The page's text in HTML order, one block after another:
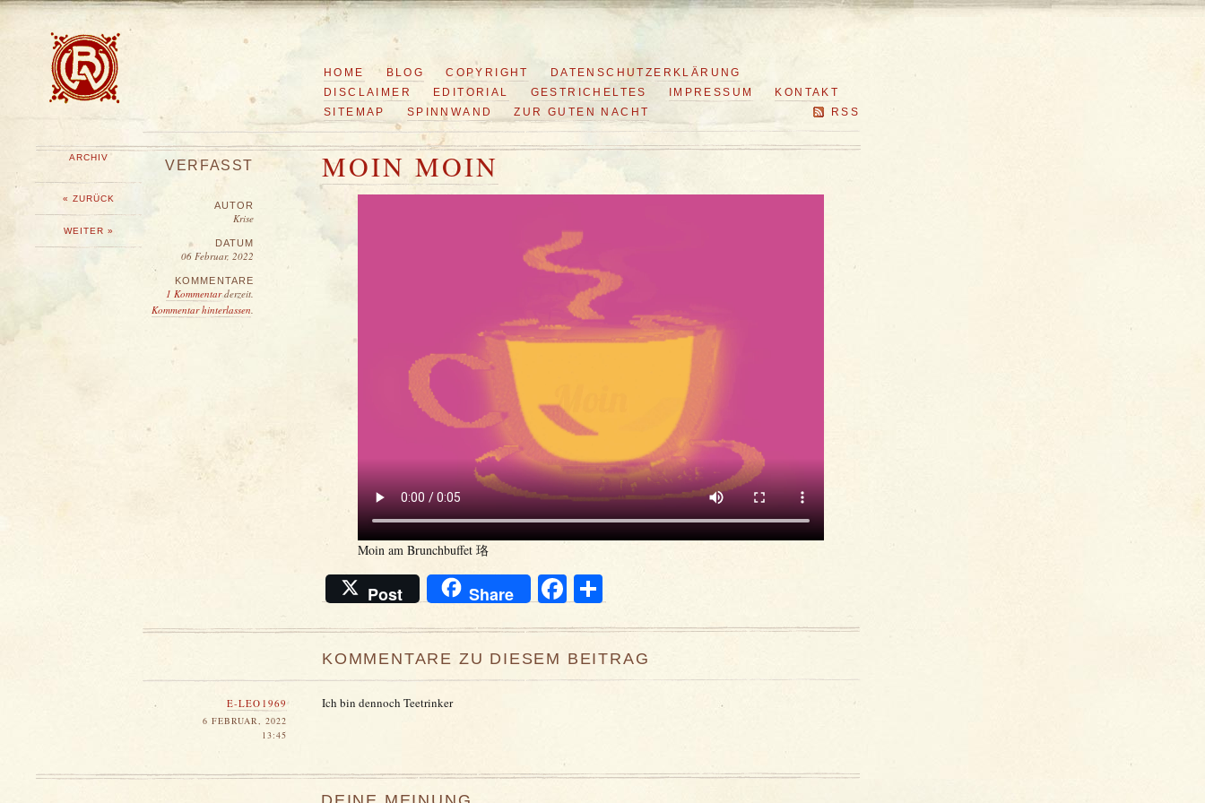
HOME BLOG COPYRIGHT
DATENSCHUTZERKLÄRUNG
DISCLAIMER
EDITORIAL GESTRICHELTES IMPRESSUM
KONTAKT
SITEMAP
SPINNWAND ZUR GUTEN NACHT RSS
ARCHIV
« ZURÜCK
WEITER »
VERFASST
AUTOR
Krise
DATUM
06 Februar, 2022
KOMMENTARE
1 Kommentarderzeit.
Kommentar hinterlassen.
MOIN MOIN
Moin am Brunchbuffet 珞
Post Share Facebook
KOMMENTARE ZU DIESEM BEITRAG
E-LEO1969
6 FEBRUAR, 2022
13:45
Ich bin dennoch Teetrinker